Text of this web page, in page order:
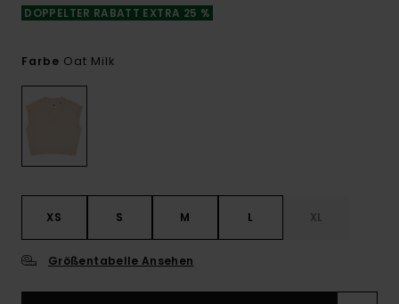
DOPPELTER RABATT EXTRA 25 %
Farbe Oat Milk
XS S M L XL
Größentabelle Ansehen